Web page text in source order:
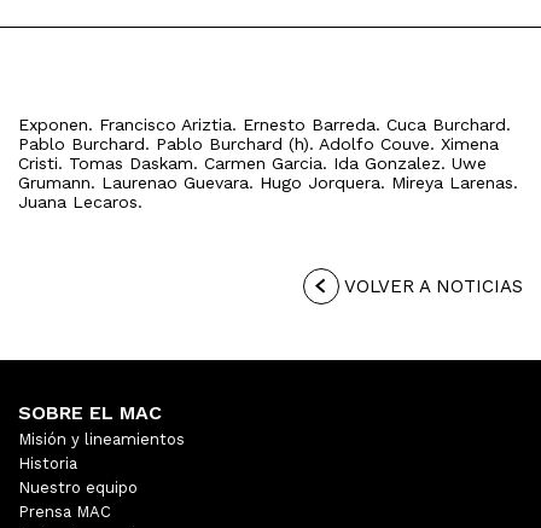
Exponen. Francisco Ariztia. Ernesto Barreda. Cuca Burchard.
Pablo Burchard. Pablo Burchard (h). Adolfo Couve. Ximena
Cristi. Tomas Daskam. Carmen Garcia. Ida Gonzalez. Uwe
Grumann. Laurenao Guevara. Hugo Jorquera. Mireya Larenas.
Juana Lecaros.
VOLVER A NOTICIAS
SOBRE EL MAC
Misión y lineamientos
Historia
Nuestro equipo
Prensa MAC